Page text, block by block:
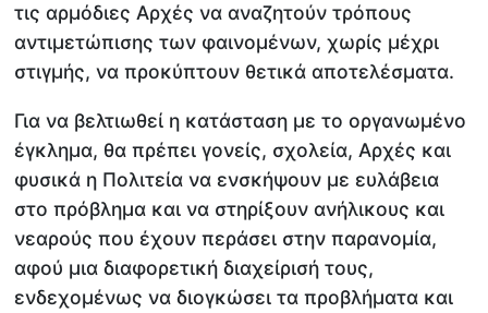
τις αρμόδιες Αρχές να αναζητούν τρόπους
αντιμετώπισης των φαινομένων, χωρίς μέχρι
στιγμής, να προκύπτουν θετικά αποτελέσματα.
Για να βελτιωθεί η κατάσταση με το οργανωμένο
έγκλημα, θα πρέπει γονείς, σχολεία, Αρχές και
φυσικά η Πολιτεία να ενσκήψουν με ευλάβεια
στο πρόβλημα και να στηρίξουν ανήλικους και
νεαρούς που έχουν περάσει στην παρανομία,
αφού μια διαφορετική διαχείρισή τους,
ενδεχομένως να διογκώσει τα προβλήματα και